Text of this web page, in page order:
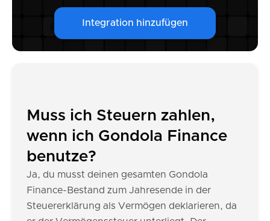
Integration hinzufügen
Muss ich Steuern zahlen,
wenn ich Gondola Finance
benutze?
Ja, du musst deinen gesamten Gondola
Finance-Bestand zum Jahresende in der
Steuererklärung als Vermögen deklarieren, da